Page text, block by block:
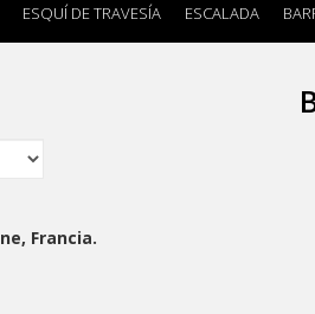
ESQUÍ DE TRAVESÍA ESCALADA
Francia.